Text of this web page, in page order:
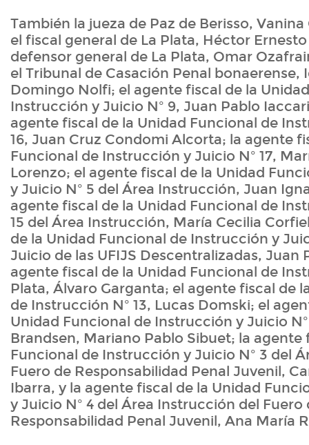
También la jueza de Paz de Berisso,
el fiscal general de La Plata, Héctor
defensor general de La Plata, Omar
el Tribunal de Casación Penal bonaerense,
Domingo Nolfi; el agente fiscal de la
Instrucción y Juicio Nº 9, Juan Pablo
agente fiscal de la Unidad Funcional de
16, Juan Cruz Condomi Alcorta; la agente
Funcional de Instrucción y Juicio Nº 17,
Lorenzo; el agente fiscal de la Unidad
y Juicio Nº 5 del Área Instrucción, Juan
agente fiscal de la Unidad Funcional de
15 del Área Instrucción, María Cecilia
de la Unidad Funcional de Instrucción y
Juicio de las UFIJS Descentralizadas, Juan
agente fiscal de la Unidad Funcional de
Plata, Álvaro Garganta; el agente fiscal de
de Instrucción Nº 13, Lucas Domski; el
Unidad Funcional de Instrucción y Juicio
Brandsen, Mariano Pablo Sibuet; la agente
Funcional de Instrucción y Juicio Nº 3 del
Fuero de Responsabilidad Penal Juvenil,
Ibarra, y la agente fiscal de la Unidad
y Juicio Nº 4 del Área Instrucción del Fuero
Responsabilidad Penal Juvenil, Ana María